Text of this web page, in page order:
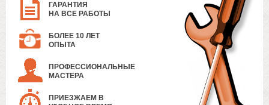
ГАРАНТИЯ
НА ВСЕ РАБОТЫ
БОЛЕЕ 10 ЛЕТ
ОПЫТА
ПРОФЕССИОНАЛЬНЫЕ
МАСТЕРА
ПРИЕЗЖАЕМ В